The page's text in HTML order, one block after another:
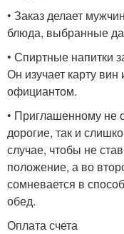
• Заказ делает
блюда, выбранные
• Спиртные напитки
Он изучает карту
официантом.
• Приглашенному не
дорогие, так и
случае, чтобы не
положение, а во
сомневается в
обед.
Оплата счета